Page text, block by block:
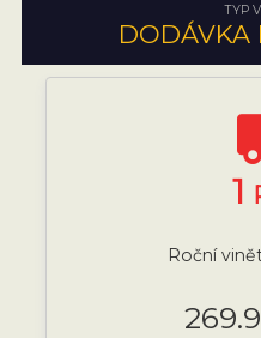
TYP
DODÁVKA
1
Roční